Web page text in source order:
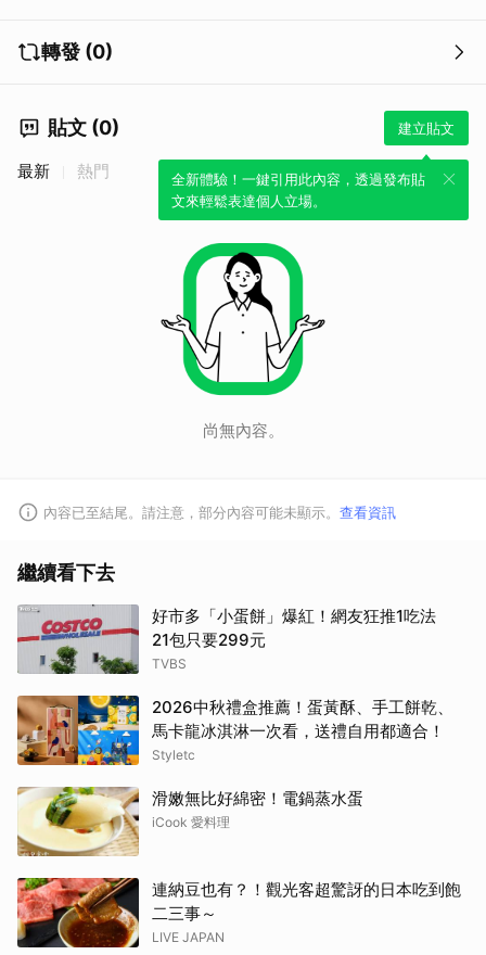
轉發 (0)
貼文 (0) 建立貼文
全新體驗！一鍵引用此內容，透過發布貼
文來輕鬆表達個人立場。
最新 熱門
尚無內容。
內容已至結尾。請注意，部分內容可能未顯示。 查看資訊
繼續看下去
好市多「小蛋餅」爆紅！網友狂推1吃法
21包只要299元
TVBS
2026中秋禮盒推薦！蛋黃酥、手工餅乾、
馬卡龍冰淇淋一次看，送禮自用都適合！
Styletc
滑嫩無比好綿密！電鍋蒸水蛋
iCook 愛料理
連納豆也有？！觀光客超驚訝的日本吃到飽
二三事～
LIVE JAPAN